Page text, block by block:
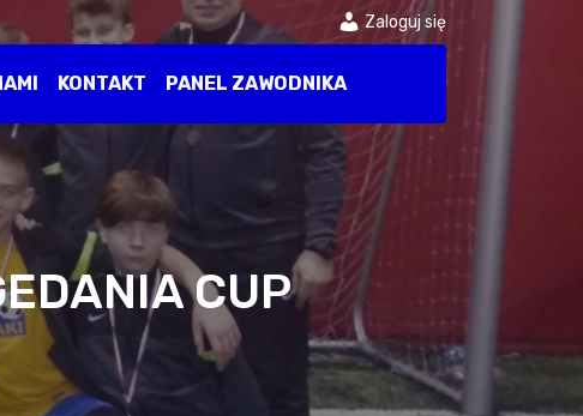
Zaloguj się
KONTAKT PANEL ZAWODNIKA
CUP